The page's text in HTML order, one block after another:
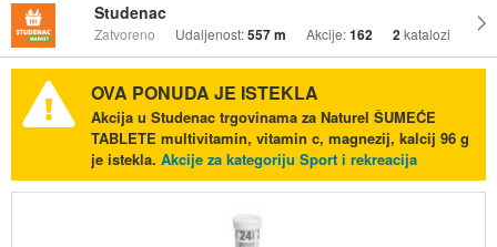
Studenac
Zatvoreno Udaljenost:557 m Akcije:162 2katalozi
OVA PONUDA JE ISTEKLA
Akcija u Studenac trgovinama za Naturel ŠUMEĆE
TABLETE multivitamin, vitamin c, magnezij, kalcij 96 g
je istekla. Akcije za kategoriju Sport i rekreacija